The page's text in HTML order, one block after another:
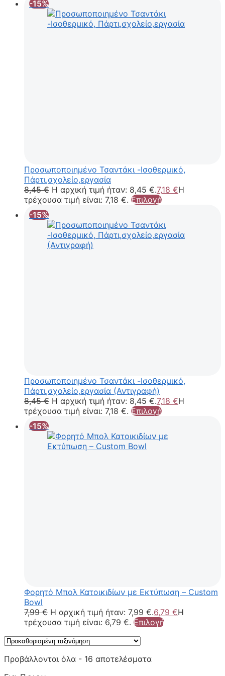
-15%
Προσωποποιημένο Τσαντάκι -Ισοθερμικό,
Πάρτι,σχολείο,εργασία
8,45€ Η αρχική τιμή ήταν: 8,45 €.7,18 €Η
τρέχουσα τιμή είναι: 7,18 €. Επιλογή
-15%
Προσωποποιημένο Τσαντάκι -Ισοθερμικό,
Πάρτι,σχολείο,εργασία (Αντιγραφή)
8,45€ Η αρχική τιμή ήταν: 8,45 €.7,18 €Η
τρέχουσα τιμή είναι: 7,18 €. Επιλογή
-15%
Φορητό Μπολ Κατοικιδίων με Εκτύπωση – Custom
Bowl
7,99€ Η αρχική τιμή ήταν: 7,99 €.6,79 €Η
τρέχουσα τιμή είναι: 6,79 €. Επιλογή
Προβάλλονται όλα - 16 αποτελέσματα